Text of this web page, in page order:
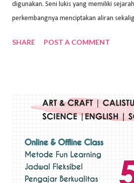
digunakan. Seni lukis yang memiliki
perkembangnya menciptakan aliran
Wayan Kun Adnyana, teknik yang berbeda
menggunakan bahan dasar cat air, cat
sapuan warna cat yang tebal. Dengan
pelukis untuk menghasilkan lukisan yang
bernilai tinggi. Ciri teknik plakat Ciri-ciri
warna yang kental dan tebal. Hasil lukisan
SHARE POST A COMMENT